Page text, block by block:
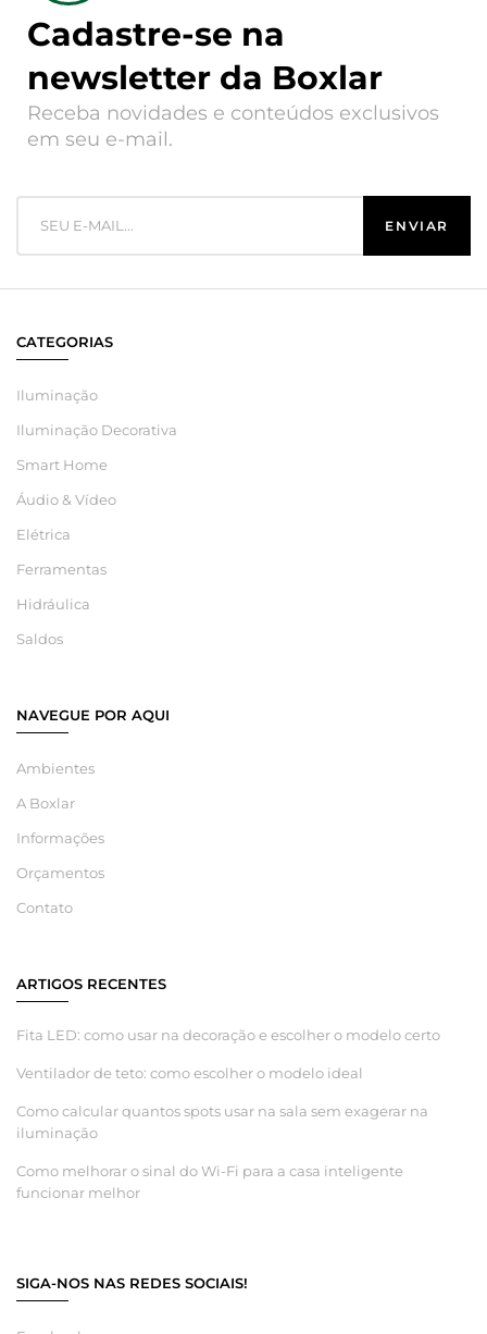
Cadastre-se na
newsletter da Boxlar
Receba novidades e conteúdos exclusivos
em seu e-mail.
CATEGORIAS
Iluminação
Iluminação Decorativa
Smart Home
Áudio & Vídeo
Elétrica
Ferramentas
Hidráulica
Saldos
NAVEGUE POR AQUI
Ambientes
A Boxlar
Informações
Orçamentos
Contato
ARTIGOS RECENTES
Fita LED: como usar na decoração e escolher o modelo certo
Ventilador de teto: como escolher o modelo ideal
Como calcular quantos spots usar na sala sem exagerar na
iluminação
Como melhorar o sinal do Wi-Fi para a casa inteligente
funcionar melhor
SIGA-NOS NAS REDES SOCIAIS!